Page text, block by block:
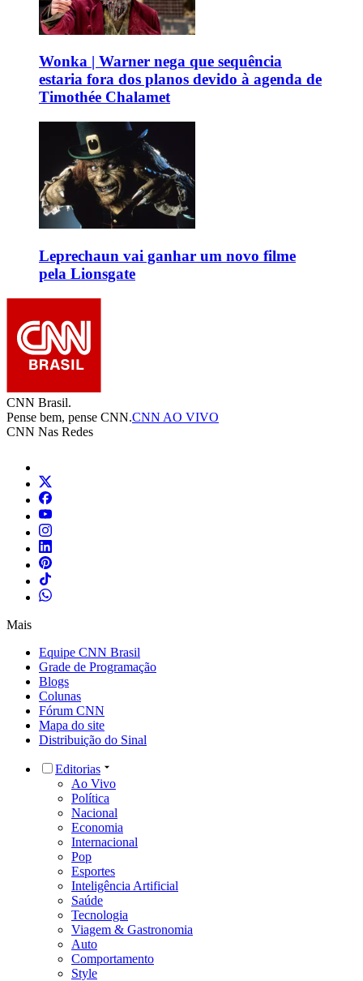
Wonka | Warner nega que sequência
estaria fora dos planos devido à agenda de
Timothée Chalamet
Leprechaun vai ganhar um novo filme
pela Lionsgate
CNN Brasil.
Pense bem, pense CNN.CNN AO VIVO
CNN Nas Redes
Mais
Equipe CNN Brasil
Grade de Programação
Blogs
Colunas
Fórum CNN
Mapa do site
Distribuição do Sinal
Editorias
Ao Vivo
Política
Nacional
Economia
Internacional
Pop
Esportes
Inteligência Artificial
Saúde
Tecnologia
Viagem & Gastronomia
Auto
Comportamento
Style